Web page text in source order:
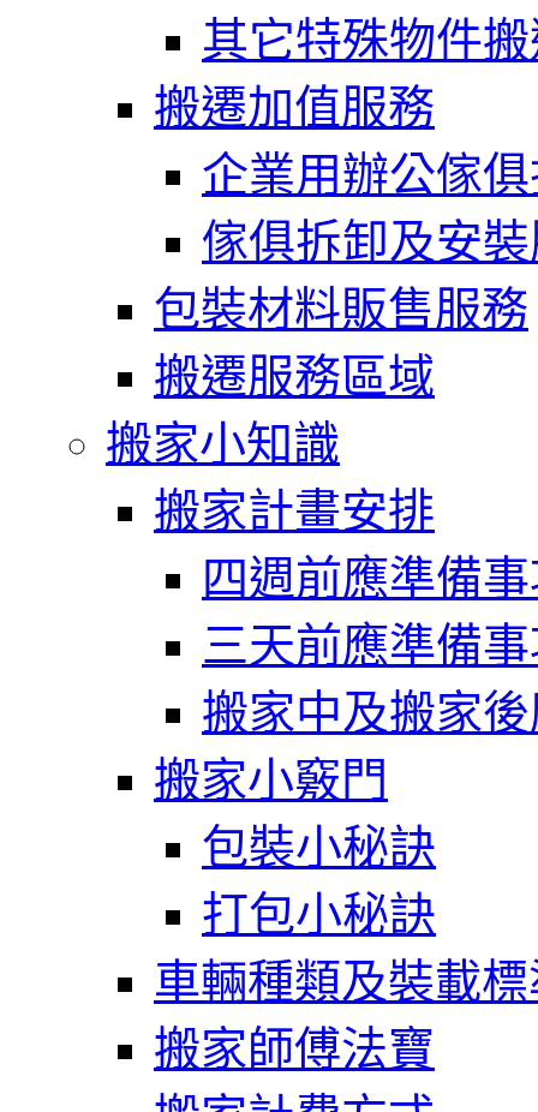
其它特殊物件
搬遷加值服務
企業用辦公傢
傢俱拆卸及安
包裝材料販售服務
搬遷服務區域
搬家小知識
搬家計畫安排
四週前應準備
三天前應準備
搬家中及搬家
搬家小竅門
包裝小秘訣
打包小秘訣
車輛種類及裝載
搬家師傅法寶